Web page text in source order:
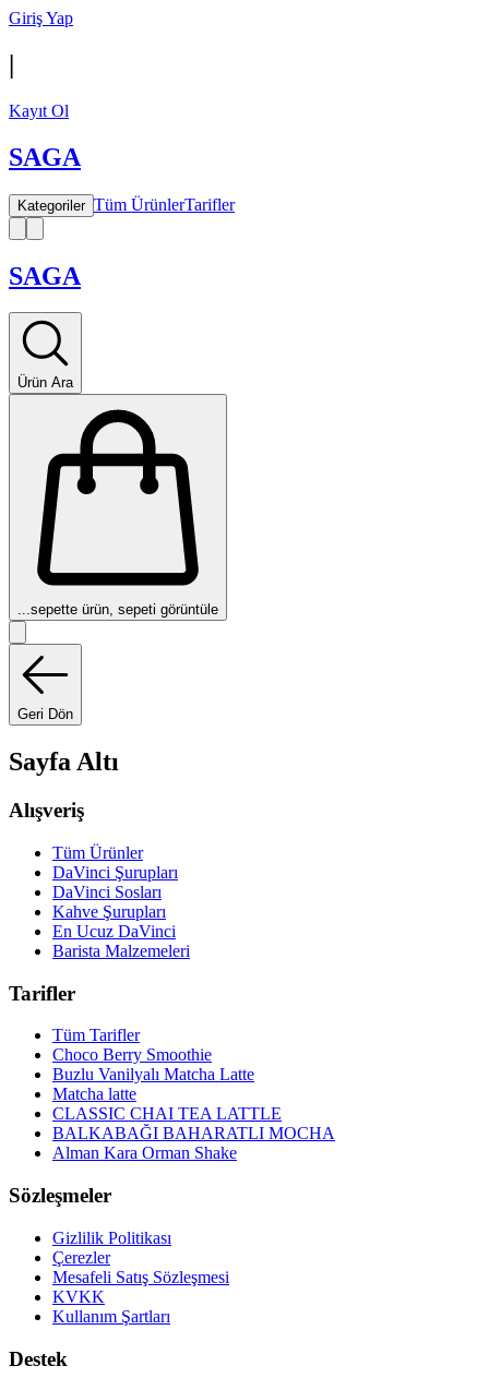
Giriş Yap
|
Kayıt Ol
SAGA
Kategoriler Tüm ÜrünlerTarifler
SAGA
Ürün Ara
...sepette ürün, sepeti görüntüle
Geri Dön
Sayfa Altı
Alışveriş
Tüm Ürünler
DaVinci Şurupları
DaVinci Sosları
Kahve Şurupları
En Ucuz DaVinci
Barista Malzemeleri
Tarifler
Tüm Tarifler
Choco Berry Smoothie
Buzlu Vanilyalı Matcha Latte
Matcha latte
CLASSIC CHAI TEA LATTLE
BALKABAĞI BAHARATLI MOCHA
Alman Kara Orman Shake
Sözleşmeler
Gizlilik Politikası
Çerezler
Mesafeli Satış Sözleşmesi
KVKK
Kullanım Şartları
Destek